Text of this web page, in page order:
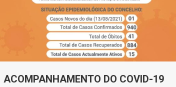
ACOMPANHAMENTO DO COVID-19